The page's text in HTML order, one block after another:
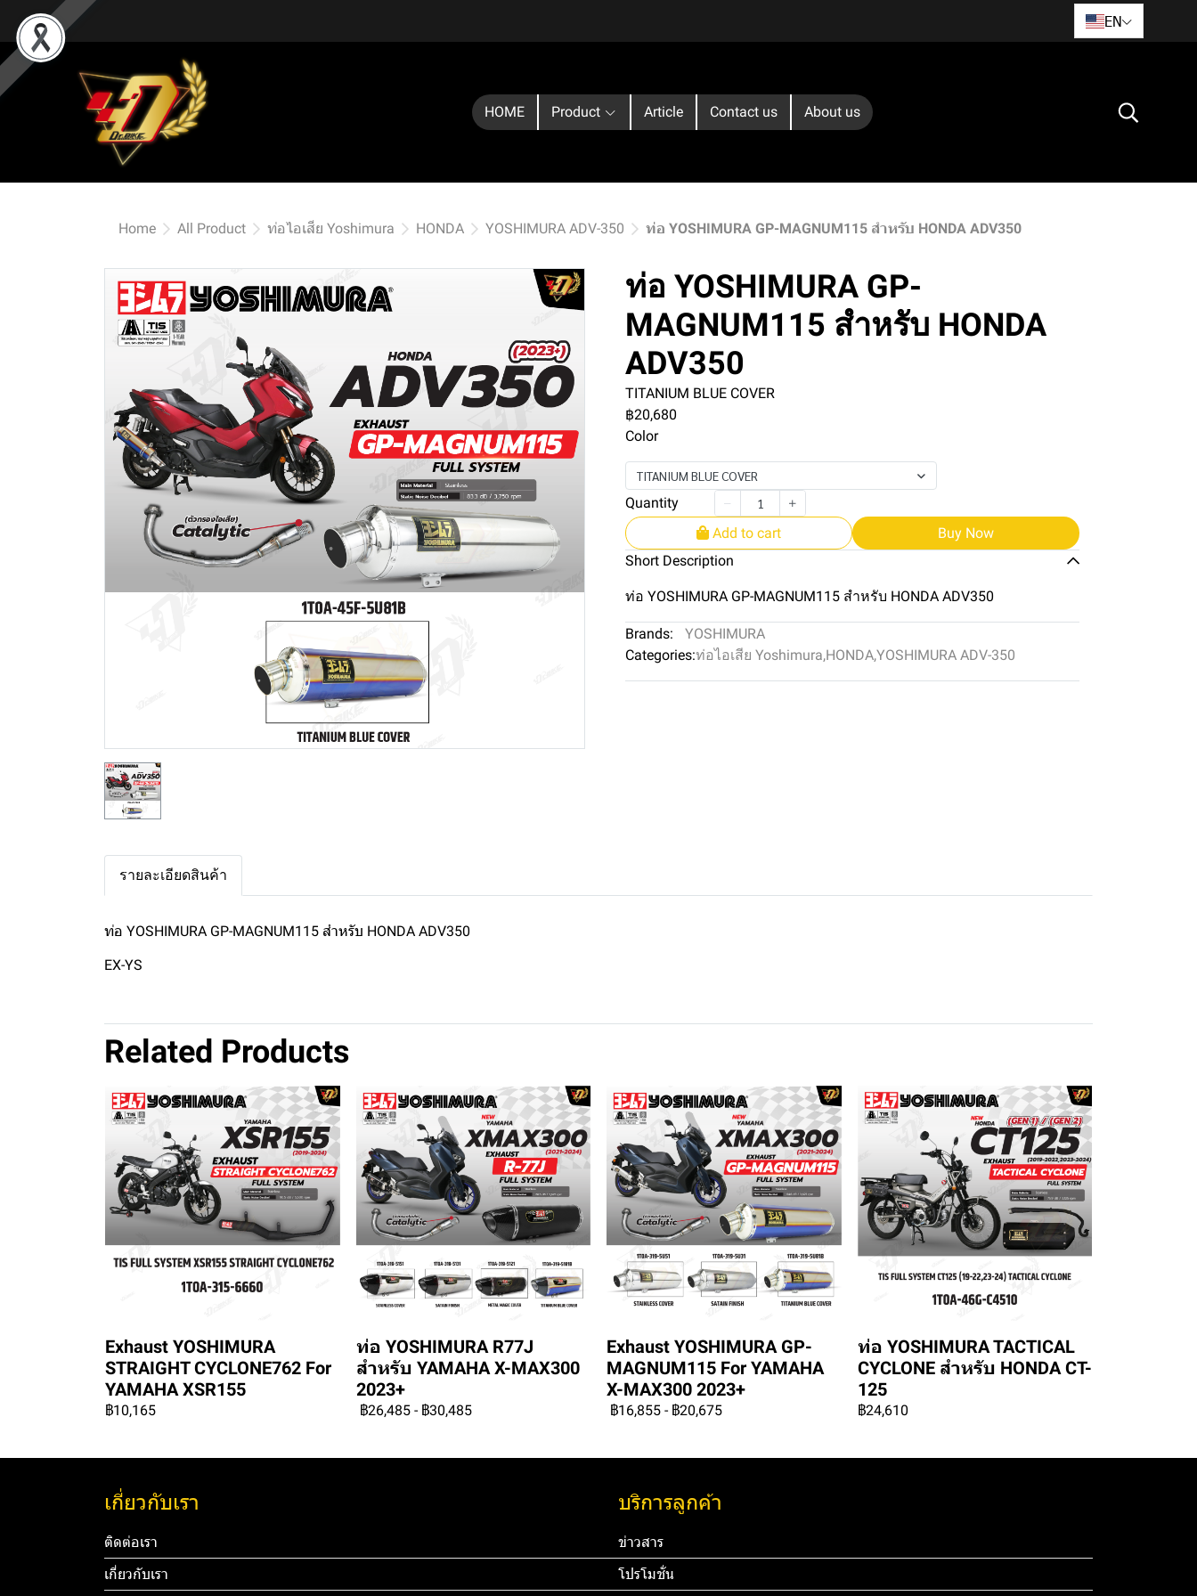
EN
HOME Product Article Contact us About us
Home All Product ท่อไอเสีย Yoshimura HONDA YOSHIMURA ADV-350 ท่อ YOSHIMURA GP-MAGNUM115 สำหรับ HONDA ADV350
ท่อ YOSHIMURA GP-
MAGNUM115 สำหรับ HONDA
ADV350
TITANIUM BLUE COVER
฿20,680
Color
TITANIUM BLUE COVER
Quantity
Add to cart
Buy Now
Short Description
ท่อ YOSHIMURA GP-MAGNUM115 สำหรับ HONDA ADV350
Brands:
YOSHIMURA
Categories:ท่อไอเสีย Yoshimura,HONDA,YOSHIMURA ADV-350
รายละเอียดสินค้า
ท่อ YOSHIMURA GP-MAGNUM115 สำหรับ HONDA ADV350
EX-YS
Related Products
Exhaust YOSHIMURA
STRAIGHT CYCLONE762 For
YAMAHA XSR155
฿10,165
ท่อ YOSHIMURA R77J
สำหรับ YAMAHA X-MAX300
2023+
฿26,485 - ฿30,485
Exhaust YOSHIMURA GP-
MAGNUM115 For YAMAHA
X-MAX300 2023+
฿16,855 - ฿20,675
ท่อ YOSHIMURA TACTICAL
CYCLONE สำหรับ HONDA CT-
125
฿24,610
เกี่ยวกับเรา
ติดต่อเรา
เกี่ยวกับเรา
บริการลูกค้า
ข่าวสาร
โปรโมชั่น